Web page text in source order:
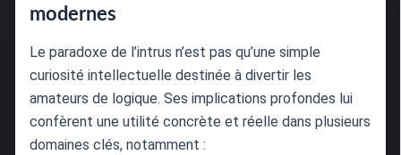
modernes
Le paradoxe de l’intrus n’est pas qu’une simple
curiosité intellectuelle destinée à divertir les
amateurs de logique. Ses implications profondes lui
confèrent une utilité concrète et réelle dans plusieurs
domaines clés, notamment :